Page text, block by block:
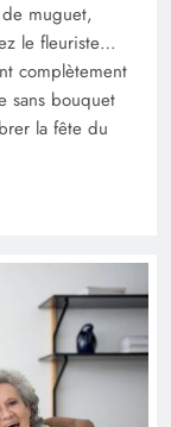
muguet,
le fleuriste…
complètement
sans bouquet
la fête du